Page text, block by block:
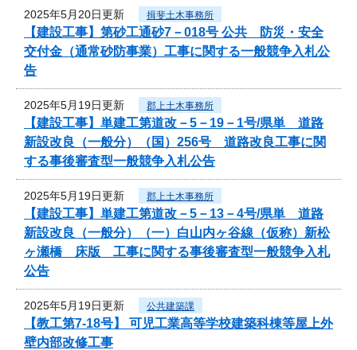
2025年5月20日更新 揖斐土木事務所
【建設工事】第砂工通砂7－018号 公共 防災・安全
交付金（通常砂防事業）工事に関する一般競争入札公
告
2025年5月19日更新 郡上土木事務所
【建設工事】単建工第道改－5－19－1号/県単 道路
新設改良（一般分）（国）256号 道路改良工事に関
する事後審査型一般競争入札公告
2025年5月19日更新 郡上土木事務所
【建設工事】単建工第道改－5－13－4号/県単 道路
新設改良（一般分）（一）白山内ヶ谷線（仮称）新松
ヶ瀬橋 床版 工事に関する事後審査型一般競争入札
公告
2025年5月19日更新 公共建築課
【教工第7-18号】 可児工業高等学校建築科棟等屋上外
壁内部改修工事